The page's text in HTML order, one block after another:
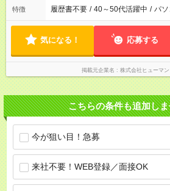
特徴 履歴書不要 / 40～50代活躍中 / パ
気になる！ 応募する
掲載元企業名 株式会社ヒューマン
こちらの条件も追加し
今が狙い目！急募
来社不要！WEB登録／面接OK